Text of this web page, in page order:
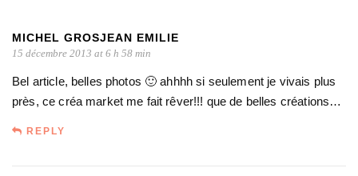
MICHEL GROSJEAN EMILIE
15 décembre 2013 at 6 h 58 min
Bel article, belles photos 🙂 ahhhh si seulement je vivais plus
près, ce créa market me fait rêver!!! que de belles créations…
REPLY